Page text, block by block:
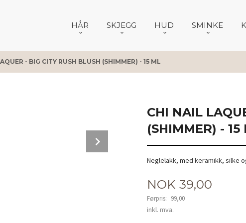
HÅR SKJEGG HUD SMINKE
- BIG CITY RUSH BLUSH (SHIMMER) - 15 ML
CHI NAIL
(SHIMMER) - 15
Neglelakk, med keramikk, silke
Tilbud
NOK 39,00
Førpris: 99,00
Rabatt
inkl. mva.